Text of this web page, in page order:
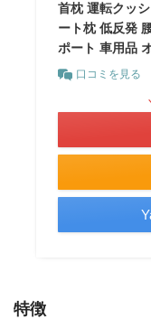
首枕 運転クッ
ート枕 低反発
ポート 車用品
口コミを見る
特徴